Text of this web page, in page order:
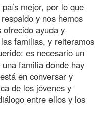
mejor, por lo que
y nos hemos
ofrecido ayuda y
familias, y reiteramos
es necesario un
familia donde hay
en conversar y
de los jóvenes y
entre ellos y los